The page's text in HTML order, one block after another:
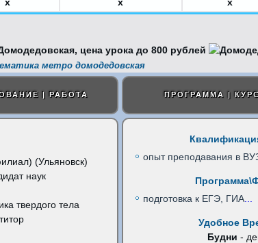
метро домодедовская
| РАБОТА ПРОГРАММА |
(Ульяновск)
наук
твердого тела
опыт преподавания в
подготовка к ЕГЭ, ГИА...
Удобное
Будни -